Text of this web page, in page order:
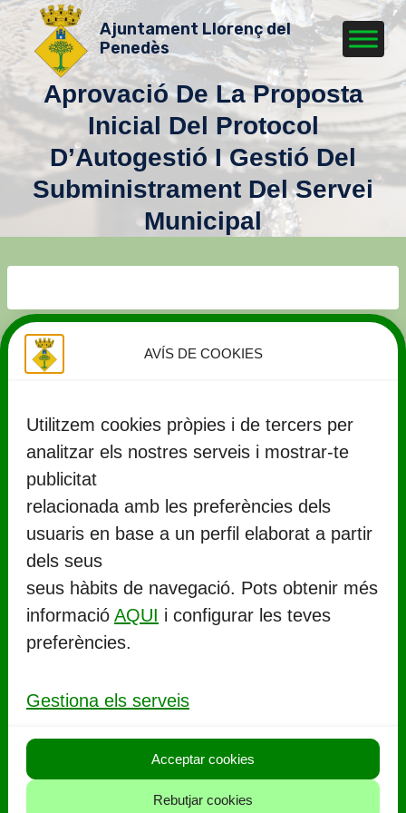
AVÍS DE COOKIES
Utilitzem cookies pròpies i de tercers per
analitzar els nostres serveis i mostrar-te
publicitat
relacionada amb les preferències dels
usuaris en base a un perfil elaborat a partir
dels seus
seus hàbits de navegació. Pots obtenir més
informació AQUI i configurar les teves
preferències.
Gestiona els serveis
Acceptar cookies
Rebutjar cookies
Vés
contingut
Ajuntament Llorenç del
Penedès
Aprovació De La Proposta
Inicial Del Protocol
D’Autogestió I Gestió Del
Subministrament Del Servei
Municipal
Ajuntament de Llorenç del Penedès
Rambla Marinada, 27 (
977 67 71 06